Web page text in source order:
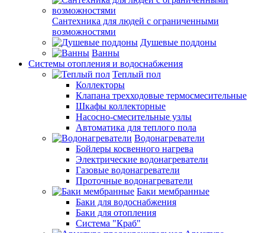
Сантехника для людей с ограниченными
возможностями
Душевые поддоны
Ванны
Системы отопления и водоснабжения
Теплый пол
Коллекторы
Клапана трехходовые термосмесительные
Шкафы коллекторные
Насосно-смесительные узлы
Автоматика для теплого пола
Водонагреватели
Бойлеры косвенного нагрева
Электрические водонагреватели
Газовые водонагреватели
Проточные водонагреватели
Баки мембранные
Баки для водоснабжения
Баки для отопления
Система "Краб"